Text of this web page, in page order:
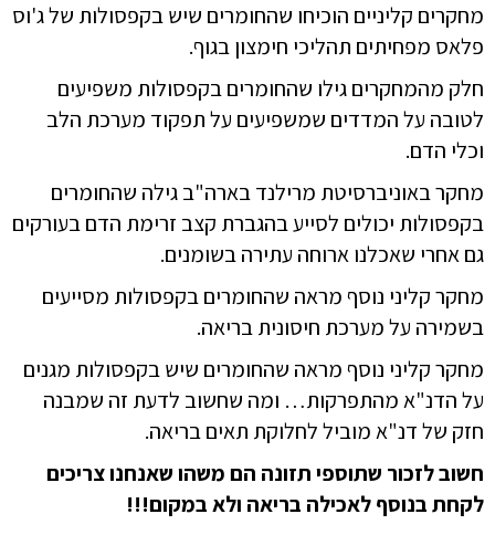
מחקרים קליניים הוכיחו שהחומרים שיש בקפסולות של ג'וס
פלאס מפחיתים תהליכי חימצון בגוף.
חלק מהמחקרים גילו שהחומרים בקפסולות משפיעים
לטובה על המדדים שמשפיעים על תפקוד מערכת הלב
וכלי הדם.
מחקר באוניברסיטת מרילנד בארה"ב גילה שהחומרים
בקפסולות יכולים לסייע בהגברת קצב זרימת הדם בעורקים
גם אחרי שאכלנו ארוחה עתירה בשומנים.
מחקר קליני נוסף מראה שהחומרים בקפסולות מסייעים
בשמירה על מערכת חיסונית בריאה.
מחקר קליני נוסף מראה שהחומרים שיש בקפסולות מגנים
על הדנ"א מהתפרקות… ומה שחשוב לדעת זה שמבנה
חזק של דנ"א מוביל לחלוקת תאים בריאה.
חשוב לזכור שתוספי תזונה הם משהו שאנחנו צריכים
לקחת בנוסף לאכילה בריאה ולא במקום!!!